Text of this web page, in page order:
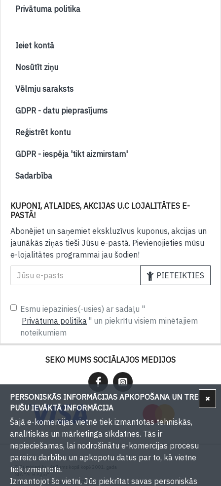
Privātuma politika
Ieiet kontā
Nosūtīt ziņu
Vēlmju saraksts
GDPR - datu pieprasījums
Reģistrēt kontu
GDPR - iespēja 'tikt aizmirstam'
Sadarbība
KUPONI, ATLAIDES, AKCIJAS U.C LOJALITĀTES E-
PASTĀ!
Abonējiet un saņemiet ekskluzīvus kuponus, akcijas un
jaunākās ziņas tieši Jūsu e-pastā. Pievienojieties mūsu
e-lojalitātes programmai jau šodien!
PIETEIKTIES
Esmu iepazinies(-usies) ar sadaļu "
Privātuma politika " un piekrītu visiem minētajiem
noteikumiem
SEKO MUMS SOCIĀLAJOS MEDIJOS
© Bumbieri.lv - Ar Jums kopā kopš 2001. gada
SIA "Ar B Agro"
Reģistrācijas numurs: 50003537571
PERSONISKĀS INFORMĀCIJAS APKOPOŠANA UN TREŠU
PUŠU IEVĀKTĀ INFORMĀCIJA
Šajā e-komercijas vietnē tiek izmantotas tehniskās,
analītiskās un mārketinga sīkdatnes. Tās ir
nepieciešamas, lai nodrošinātu e-komercijas procesu
pareizu darbību un apkopotu datus par to, kā vietne
tiek izmantota.
Izmantojot šo vietni, Jūs piekrītat savas personiskās